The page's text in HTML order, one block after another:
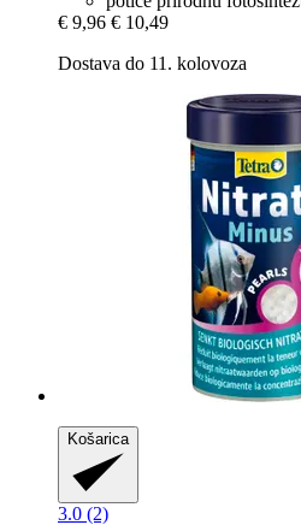
€ 9,96 € 10,49
Dostava do 11. kolovoza
Košarica
3.0 (2)